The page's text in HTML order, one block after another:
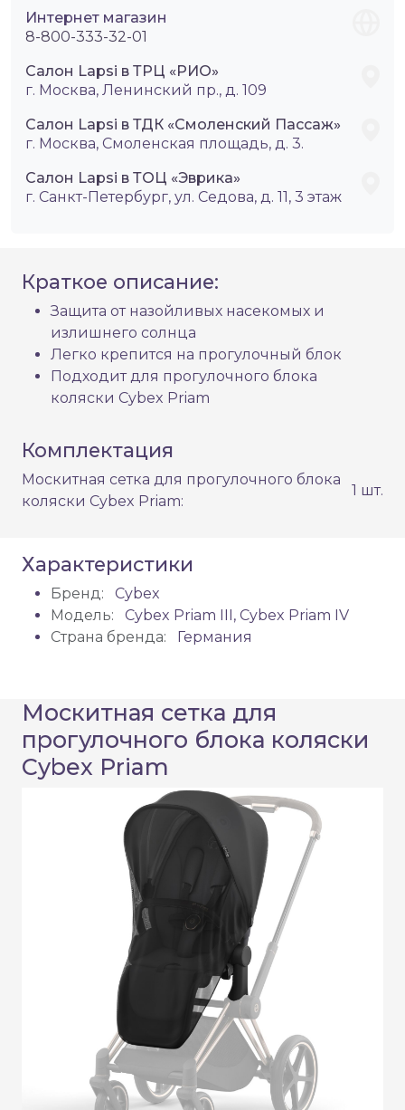
Интернет магазин
8-800-333-32-01
Салон Lapsi в ТРЦ «РИО»
г. Москва, Ленинский пр., д. 109
Салон Lapsi в ТДК «Смоленский Пассаж»
г. Москва, Смоленская площадь, д. 3.
Салон Lapsi в ТОЦ «Эврика»
г. Санкт-Петербург, ул. Седова, д. 11, 3 этаж
Краткое описание:
Защита от назойливых насекомых и
излишнего солнца
Легко крепится на прогулочный блок
Подходит для прогулочного блока
коляски Cybex Priam
Комплектация
Москитная сетка для прогулочного блока
коляски Cybex Priam:
1 шт.
Характеристики
Бренд:
Cybex
Модель:
Cybex Priam III, Cybex Priam IV
Страна бренда:
Германия
Москитная сетка для
прогулочного блока коляски
Cybex Priam